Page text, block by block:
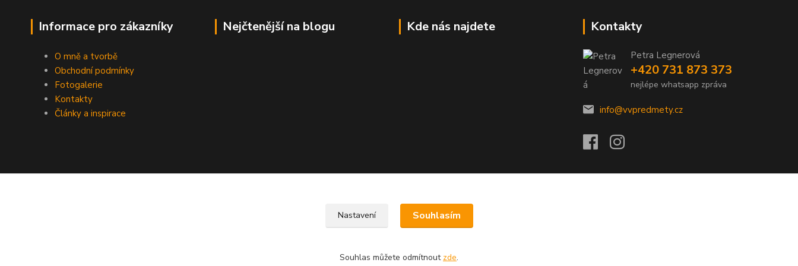
Informace pro zákazníky
O mně a tvorbě
Obchodní podmínky
Fotogalerie
Kontakty
Články a inspirace
Nejčtenější na blogu Kde nás najdete Kontakty
Petra Legnerová
+420 731 873 373
nejlépe whatsapp zpráva
info@vvpredmety.cz
Nastavení Souhlasím
Souhlas můžete odmítnout zde.